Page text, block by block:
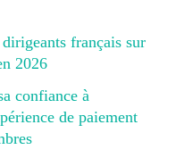
français sur
2026
confiance à
de paiement